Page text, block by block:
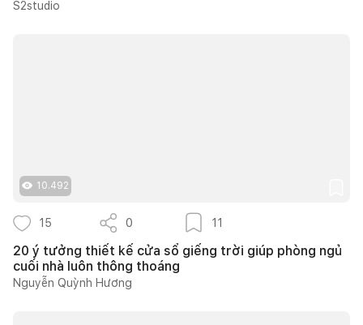
S2studio
10.492
15 0 11
20 ý tưởng thiết kế cửa sổ giếng trời giúp phòng ngủ
cuối nhà luôn thông thoáng
Nguyễn Quỳnh Hương